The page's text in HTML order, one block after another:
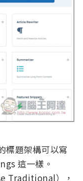
標題架構可以寫
這一樣。
Traditional），